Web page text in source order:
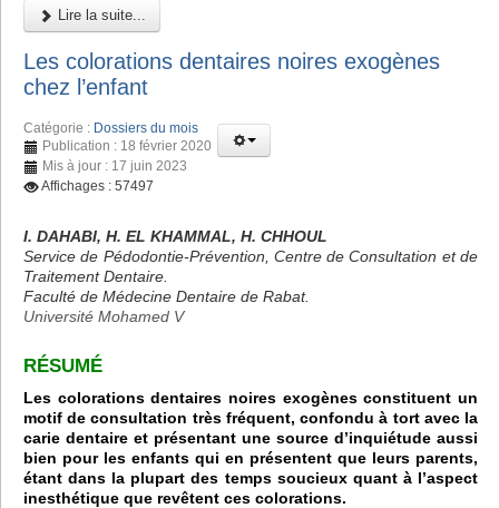
Lire la suite...
Les colorations dentaires noires exogènes
chez l’enfant
Catégorie : Dossiers du mois
Publication : 18 février 2020
Mis à jour : 17 juin 2023
Affichages : 57497
I. DAHABI, H. EL KHAMMAL, H. CHHOUL
Service de Pédodontie-Prévention, Centre de Consultation et de
Traitement Dentaire.
Faculté de Médecine Dentaire de Rabat.
Université Mohamed V
RÉSUMÉ
Les colorations dentaires noires exogènes constituent un
motif de consultation très fréquent, confondu à tort avec la
carie dentaire et présentant une source d’inquiétude aussi
bien pour les enfants qui en présentent que leurs parents,
étant dans la plupart des temps soucieux quant à l’aspect
inesthétique que revêtent ces colorations.